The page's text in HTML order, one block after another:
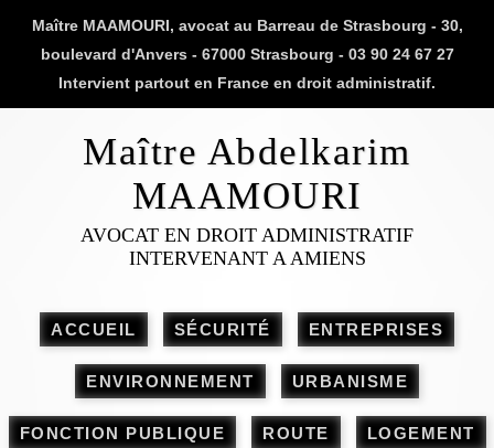
Maître MAAMOURI, avocat au Barreau de Strasbourg - 30,
boulevard d'Anvers - 67000 Strasbourg - 03 90 24 67 27
Intervient partout en France en droit administratif.
Maître Abdelkarim
MAAMOURI
AVOCAT EN DROIT ADMINISTRATIF
INTERVENANT A AMIENS
ACCUEIL SÉCURITÉ ENTREPRISES
ENVIRONNEMENT URBANISME
FONCTION PUBLIQUE ROUTE LOGEMENT